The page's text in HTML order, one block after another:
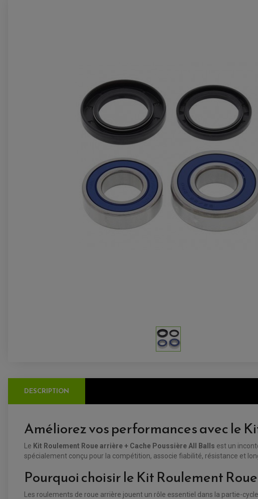
DESCRIPTION
Améliorez vos performances avec le
Le Kit Roulement Roue arrière + Cache Poussière All Balls est un
spécialement conçu pour la compétition, associe fiabilité, résistance et
Pourquoi choisir le Kit Roulement
Les roulements de roue arrière jouent un rôle essentiel dans la partie-